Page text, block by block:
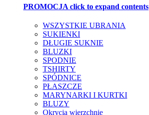
PROMOCJA click to expand contents
WSZYSTKIE UBRANIA
SUKIENKI
DŁUGIE SUKNIE
BLUZKI
SPODNIE
TSHIRTY
SPÓDNICE
PŁASZCZE
MARYNARKI I KURTKI
BLUZY
Okrycia wierzchnie